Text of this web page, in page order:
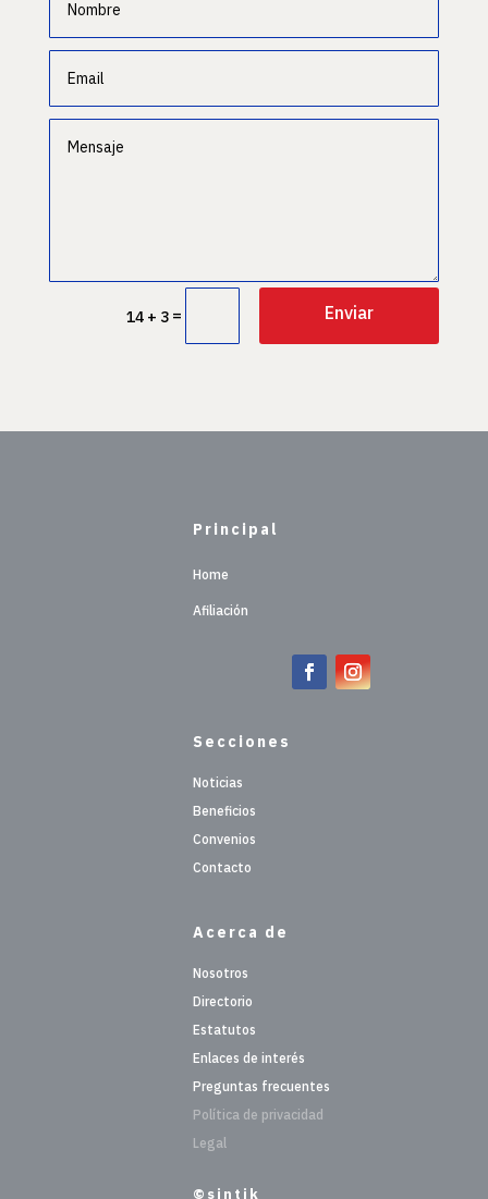
14 + 3 = Enviar
Principal
Home
Afiliación
Secciones
Noticias
Beneficios
Convenios
Contacto
Acerca de
Nosotros
Directorio
Estatutos
Enlaces de interés
Preguntas frecuentes
Política de privacidad
Legal
©sintik